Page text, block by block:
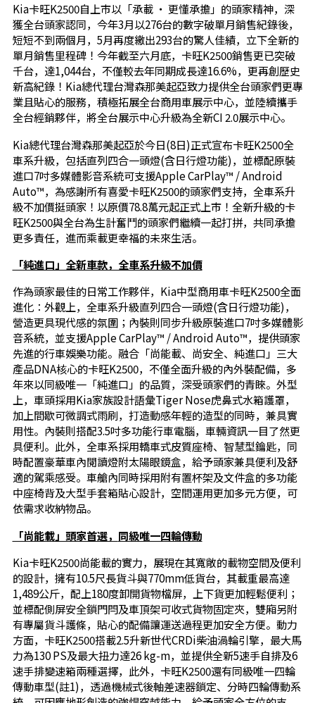
Kia卡旺K2500自上市以「承載 ‧ 更懂承擔」的頭家精神，深
獲全台頭家認同，今年3月以276台的數字破單月銷售紀錄後，
短短不到兩個月，5月再度繳出293台的驚人佳績，立下全新的
單月銷售里程碑！今年截至六月底，卡旺K2500銷售更已突破
千台，達1,044台，不僅較去年同期成長達16.6%，更再創歷史
新高紀錄！Kia總代理台灣森那美起亞致力提供全台頭家們更專
業且貼心的服務，積極拓展全台商用車展示中心，並陸續攜手
全台經銷夥伴，將全台展示中心升級為全新CI 2.0展示中心。
Kia總代理台灣森那美起亞於今日(8日)正式宣布卡旺K2500全
車系升級，包括直列四合一頭燈(含日行燈功能)，並標配原裝
進口7吋多媒體影音系統可支援Apple CarPlay™ / Android
Auto™，為感謝所有喜愛卡旺K2500的頭家們支持，全車系升
級不加價挺頭家！以原價78.8萬元起正式上市！全新升級的卡
旺K2500與全台為生計奮鬥的頭家們繼續一起打拼，共同承擔
更多責任，進而乘載更幸福的未來生活。
「純進口」全新車款，全車系升級不加價
作為頭家最佳的日常工作夥伴，Kia中型商用車卡旺K2500全面
進化：外觀上，全車系升級直列四合一頭燈(含日行燈功能)，
營造更具現代感的氛圍；內裝則同步升級原裝進口7吋多媒體影
音系統，並支援Apple CarPlay™ / Android Auto™，提供頭家
先進的行車娛樂功能。融合「尚能載、尚安全、純進口」三大
產品DNA核心的卡旺K2500，不僅全面升級的內外裝配備，多
年來以同級唯一「純進口」的品質，深受頭家們的青睞。外型
上，車頭採用Kia家族設計語彙Tiger Nose虎鼻式水箱護罩，
加上間歇可微調式雨刷，打造動感年輕的造型的同時，兼具實
用性。內裝則搭配3.5吋多功能行車電腦，車輛資訊一目了然更
具便利。此外，全車系採用轎車式皮質座椅、智慧型鑰匙，同
時配置豪華車內閱讀燈附太陽眼鏡盒，給予頭家兼具便利及舒
適的駕乘感受。車艙內同時採用附有置杯架及文件盒的多功能
中座椅背及大型手套箱貼心設計，空間運用更加多元方便，可
依需求收納物品。
「尚能載」頭家首選， 同級唯一四輪傳動
Kia卡旺K2500尚能載的實力，展現在其寬敞的載物空間及便利
的設計，擁有10.5尺長貨斗與770mm低貨台，其載重最高達
1,489公斤，配上180度卸開貨物檔屏，上下貨更加輕鬆便利；
並標配側屏安全鎖門閂及車頂架可收式貨物固定夾，雙廂另附
有專屬貨斗護條，貼心的配備讓運送過程更加安全方便。動力
方面，卡旺K2500搭載2.5升新世代CRDi柴油渦輪引擎，最大馬
力為130 PS及最大扭力達26 kg-m，並提供全新5速手自排及6
速手排變速箱兩種選擇，此外，卡旺K2500還有同級唯一四輪
傳動車型(註1)，透過機械式後軸差速器鎖定、分時四輪傳動系